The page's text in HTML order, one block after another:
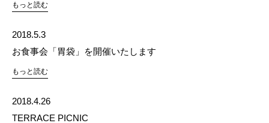
もっと読む
2018.5.3
お食事会「胃袋」を開催いたします
もっと読む
2018.4.26
TERRACE PICNIC